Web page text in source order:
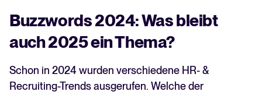
Buzzwords 2024: Was bleibt
auch 2025 ein Thema?
Schon in 2024 wurden verschiedene HR- &
Recruiting-Trends ausgerufen. Welche der